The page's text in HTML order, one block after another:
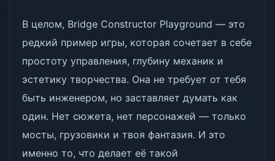
В целом, Bridge Constructor Playground — это
редкий пример игры, которая сочетает в себе
простоту управления, глубину механик и
эстетику творчества. Она не требует от тебя
быть инженером, но заставляет думать как
один. Нет сюжета, нет персонажей — только
мосты, грузовики и твоя фантазия. И это
именно то, что делает её такой